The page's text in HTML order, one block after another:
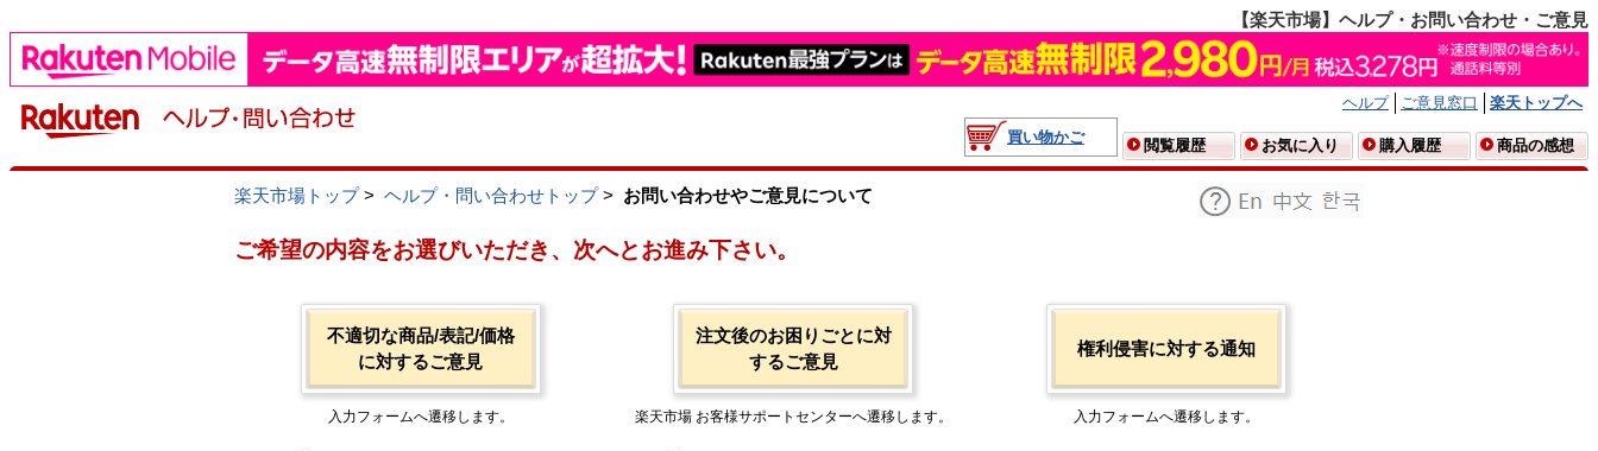
【楽天市場】ヘルプ・お問い合わせ・ご意見
ヘルプ ご意見窓口
楽天トップへ
買い物かご
閲覧履歴 お気に入り 購入履歴 商品の感想
楽天市場トップ> ヘルプ・問い合わせトップ> お問い合わせやご意見について
ご希望の内容をお選びいただき、次へとお進み下さい。
不適切な商品/表記/価格
に対するご意見
入力フォームへ遷移します。
注文後のお困りごとに対
するご意見
楽天市場 お客様サポートセンターへ遷移します。
権利侵害に対する通知
入力フォームへ遷移します。